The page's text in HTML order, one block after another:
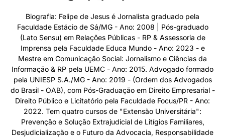
Biografia: Felipe de Jesus é Jornalista graduado pela
Faculdade Estácio de Sá/MG - Ano: 2008 | Pós-graduado
(Lato Sensu) em Relações Públicas - RP & Assessoria de
Imprensa pela Faculdade Educa Mundo - Ano: 2023 - e
Mestre em Comunicação Social: Jornalismo e Ciências da
Informação & RP pela UEMC - Ano: 2015. Advogado formado
pela UNIESP S.A./MG - Ano: 2019 - (Ordem dos Advogados
do Brasil - OAB), com Pós-Graduação em Direito Empresarial -
Direito Público e Licitatório pela Faculdade Focus/PR - Ano:
2022. Tem quatro cursos de "Extensão Universitária":
Prevenção e Solução Extrajudicial de Litígios Familiares,
Desjudicialização e o Futuro da Advocacia, Responsabilidade